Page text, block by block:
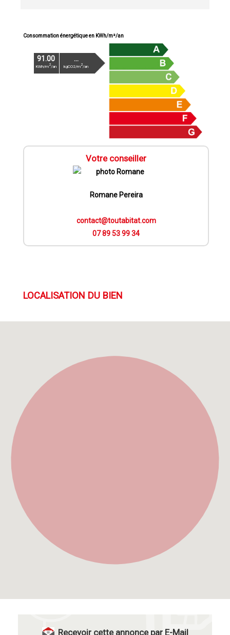
Recevoir cette annonce par E-Mail
Consommation énergétique en KWh/m²/an
91.00
KWh/m2/an
...
kgCO2/m2/an
Votre conseiller
Romane Pereira
contact@toutabitat.com
07 89 53 99 34
LOCALISATION DU BIEN